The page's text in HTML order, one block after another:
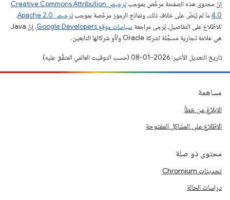
إنّ محتوى هذه الصفحة مرخّص بموجب
ترخيص Creative Commons Attribution
4.0‏ ما لم يُنصّ على خلاف ذلك، ونماذج الرموز مرخّصة بموجبترخيص Apache 2.0‏
.
للاطّلاع على التفاصيل، يُرجى مراجعة سياسات موقع Google Developers‏
. إنّ Java
هي علامة تجارية مسجَّلة لشركة Oracle و/أو شركائها التابعين.
تاريخ التعديل الأخير: 2026-01-08 (حسب التوقيت العالمي المتفَّق عليه)
مساهمة
الإبلاغ عن خطأ
الاطّلاع على المشاكل المفتوحة
محتوى ذو صلة
تحديثات Chromium
دراسات الحالة